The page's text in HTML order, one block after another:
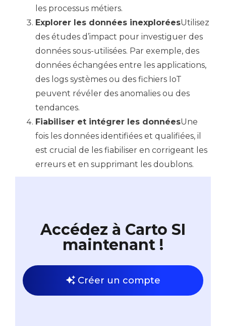
les processus métiers.
Explorer les données inexploréesUtilisez
des études d’impact pour investiguer des
données sous-utilisées. Par exemple, des
données échangées entre les applications,
des logs systèmes ou des fichiers IoT
peuvent révéler des anomalies ou des
tendances.
Fiabiliser et intégrer les donnéesUne
fois les données identifiées et qualifiées, il
est crucial de les fiabiliser en corrigeant les
erreurs et en supprimant les doublons.
Accédez à Carto SI
maintenant !
Créer un compte